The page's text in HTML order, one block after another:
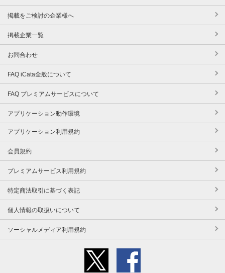
掲載をご検討の企業様へ
掲載企業一覧
お問合わせ
FAQ iCata全般について
FAQ プレミアムサービスについて
アプリケーション動作環境
アプリケーション利用規約
会員規約
プレミアムサービス利用規約
特定商法取引に基づく表記
個人情報の取扱いについて
ソーシャルメディア利用規約